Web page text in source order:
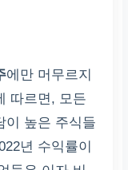
에만 머무르지
따르면, 모든
이 높은 주식들
년 수익률이